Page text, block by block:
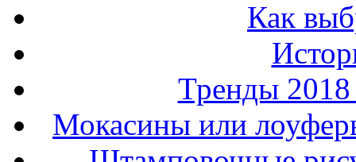
Как
Тренды
Мокасины или